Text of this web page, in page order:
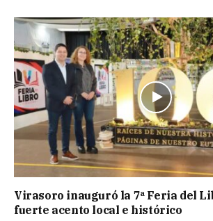
Virasoro inauguró la 7ª Feria del
fuerte acento local e histórico